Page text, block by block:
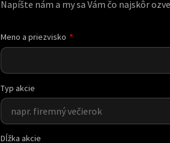
Napíšte nám a my sa Vám čo najskôr
Meno a priezvisko
Typ akcie
Dĺžka akcie